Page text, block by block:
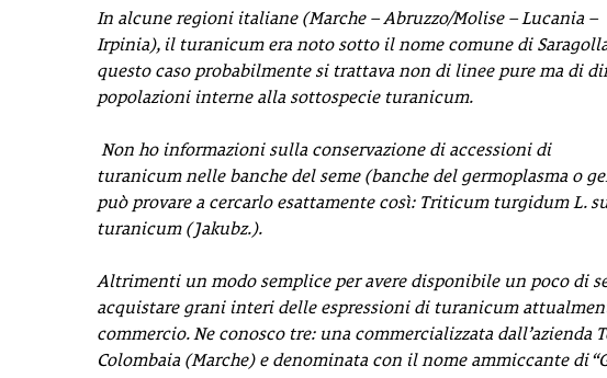
In alcune regioni italiane (Marche – Abruzzo/Molise – Lucania –
Irpinia), il turanicum era noto sotto il nome comune di
questo caso probabilmente si trattava non di linee pure ma di
popolazioni interne alla sottospecie turanicum.
Non ho informazioni sulla conservazione di accessioni di
turanicum nelle banche del seme (banche del germoplasma o
può provare a cercarlo esattamente così: Triticum turgidum L.
turanicum (Jakubz.).
Altrimenti un modo semplice per avere disponibile un poco di
acquistare grani interi delle espressioni di turanicum
commercio. Ne conosco tre: una commercializzata dall’azienda
Colombaia (Marche) e denominata con il nome ammiccante di